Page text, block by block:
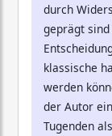
durch
geprägt
klassische
werden
der Autor
Tugenden